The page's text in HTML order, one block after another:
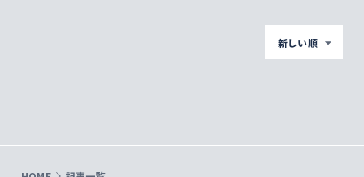
新しい順